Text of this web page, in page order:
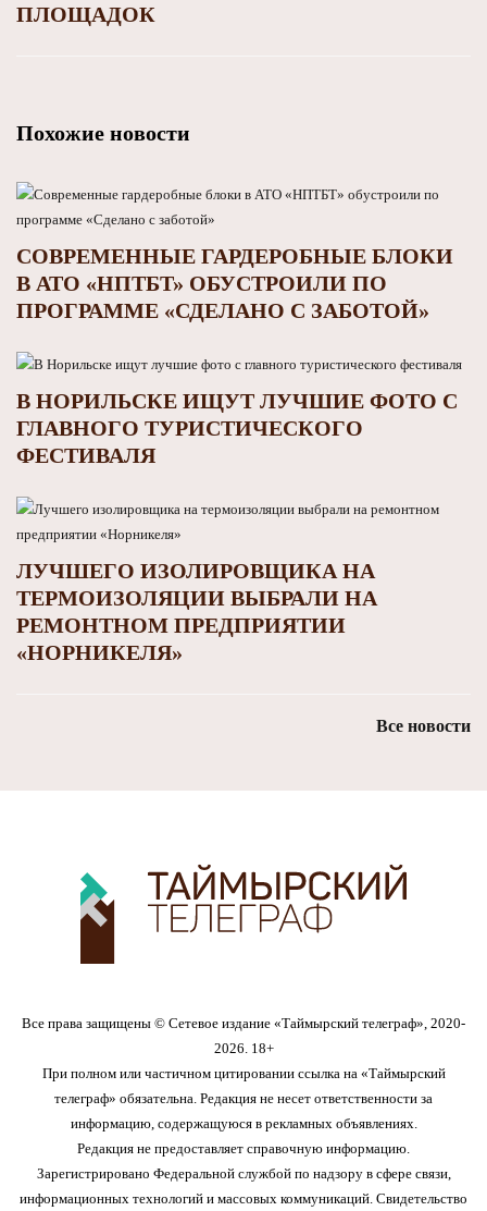
ПЛОЩАДОК
Похожие новости
СОВРЕМЕННЫЕ ГАРДЕРОБНЫЕ БЛОКИ
В АТО «НПТБТ» ОБУСТРОИЛИ ПО
ПРОГРАММЕ «СДЕЛАНО С ЗАБОТОЙ»
В НОРИЛЬСКЕ ИЩУТ ЛУЧШИЕ ФОТО С
ГЛАВНОГО ТУРИСТИЧЕСКОГО
ФЕСТИВАЛЯ
ЛУЧШЕГО ИЗОЛИРОВЩИКА НА
ТЕРМОИЗОЛЯЦИИ ВЫБРАЛИ НА
РЕМОНТНОМ ПРЕДПРИЯТИИ
«НОРНИКЕЛЯ»
Все новости
Все права защищены © Сетевое издание «Таймырский телеграф», 2020-
2026. 18+
При полном или частичном цитировании ссылка на «Таймырский
телеграф» обязательна. Редакция не несет ответственности за
информацию, содержащуюся в рекламных объявлениях.
Редакция не предоставляет справочную информацию.
Зарегистрировано Федеральной службой по надзору в сфере связи,
информационных технологий и массовых коммуникаций. Свидетельство